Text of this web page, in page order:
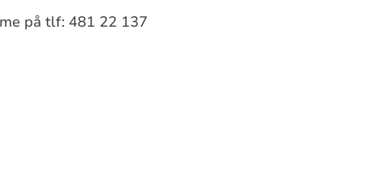
på tlf: 481 22 137